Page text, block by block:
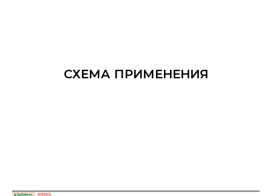
СХЕМА ПРИМЕНЕНИЯ